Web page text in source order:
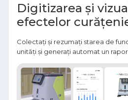
Digitizarea și
efectelor
Colectați și rezumați starea de
unități și generați automat un